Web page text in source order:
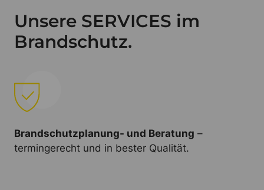
Unsere SERVICES im
Brandschutz.
Brandschutzplanung- und Beratung –
termingerecht und in bester Qualität.